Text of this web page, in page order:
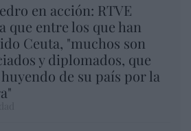
en acción: RTVE
que entre los que han
Ceuta, "muchos son
y diplomados, que
de su país por la